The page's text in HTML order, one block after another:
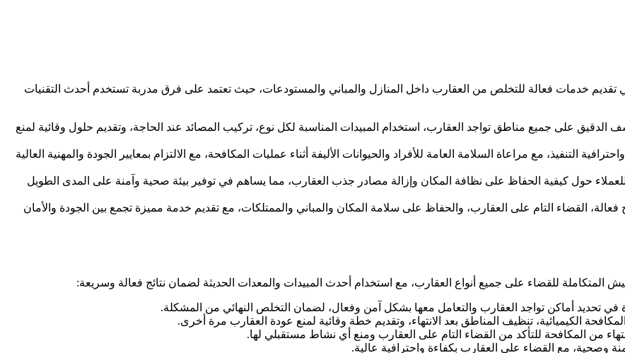
خدمات فعالة للتخلص من العقارب داخل المنازل والمباني والمستودعات، حيث تعتمد على فرق مدربة تستخدم أحدث التقنيات
على جميع مناطق تواجد العقارب، استخدام المبيدات المناسبة لكل نوع، تركيب المصائد عند الحاجة، وتقديم حلول وقائية لمنع
التنفيذ، مع مراعاة السلامة العامة للأفراد والحيوانات الأليفة أثناء عمليات المكافحة، مع الالتزام بمعايير الجودة والمهنية العالية
حول كيفية الحفاظ على نظافة المكان وإزالة مصادر جذب العقارب، مما يساهم في توفير بيئة صحية وآمنة على المدى الطويل
القضاء التام على العقارب، والحفاظ على سلامة المكان والمباني والممتلكات، مع تقديم خدمة مميزة تجمع بين الجودة والأمان
للقضاء على جميع أنواع العقارب، مع استخدام أحدث المبيدات والمعدات الحديثة لضمان نتائج فعالة وسريعة:
تحديد أماكن تواجد العقارب والتعامل معها بشكل آمن وفعال، لضمان التخلص النهائي من المشكلة.
الكيميائية، تنظيف المناطق بعد الانتهاء، وتقديم خطة وقائية لمنع عودة العقارب مرة أخرى.
من المكافحة للتأكد من القضاء التام على العقارب ومنع أي نشاط مستقبلي لها.
وصحية، مع القضاء على العقارب بكفاءة واحترافية عالية.